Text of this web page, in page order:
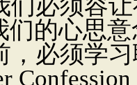
们必须容
的心思
，必须学